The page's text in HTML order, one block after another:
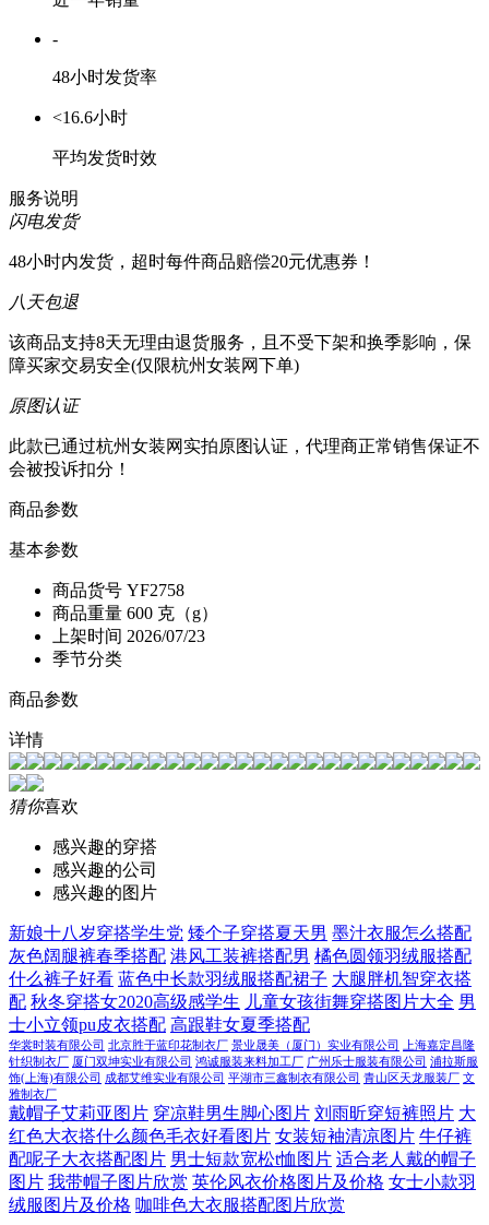
-
48小时发货率
<16.6小时
平均发货时效
服务说明
闪电发货
48小时内发货，超时每件商品赔偿20元优惠券！
八天包退
该商品支持8天无理由退货服务，且不受下架和换季影响，保
障买家交易安全(仅限杭州女装网下单)
原图认证
此款已通过杭州女装网实拍原图认证，代理商正常销售保证不
会被投诉扣分！
商品参数
基本参数
商品货号 YF2758
商品重量 600 克（g）
上架时间 2026/07/23
季节分类
商品参数
详情
猜你喜欢
感兴趣的穿搭
感兴趣的公司
感兴趣的图片
新娘十八岁穿搭学生党 矮个子穿搭夏天男 墨汁衣服怎么搭配
灰色阔腿裤春季搭配 港风工装裤搭配男 橘色圆领羽绒服搭配
什么裤子好看 蓝色中长款羽绒服搭配裙子 大腿胖机智穿衣搭
配 秋冬穿搭女2020高级感学生 儿童女孩街舞穿搭图片大全 男
士小立领pu皮衣搭配 高跟鞋女夏季搭配
华裳时装有限公司 北京胜于蓝印花制衣厂 景业晟美（厦门）实业有限公司
上海嘉定昌隆
针织制衣厂 厦门双坤实业有限公司 鸿诚服装来料加工厂 广州乐士服装有限公司 浦拉斯服
饰(上海)有限公司 成都艾维实业有限公司 平湖市三鑫制衣有限公司 青山区天龙服装厂 文
雅制衣厂
戴帽子艾莉亚图片 穿凉鞋男生脚心图片 刘雨昕穿短裤照片 大
红色大衣搭什么颜色毛衣好看图片 女装短袖清凉图片 牛仔裤
配呢子大衣搭配图片 男士短款宽松t恤图片 适合老人戴的帽子
图片 我带帽子图片欣赏 英伦风衣价格图片及价格 女士小款羽
绒服图片及价格 咖啡色大衣服搭配图片欣赏